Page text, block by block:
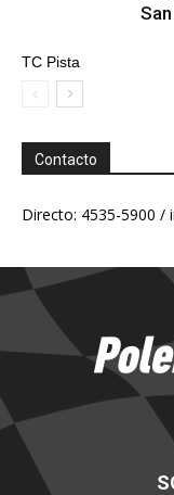
TC Pista
Contacto
Directo: 4535-5900 /